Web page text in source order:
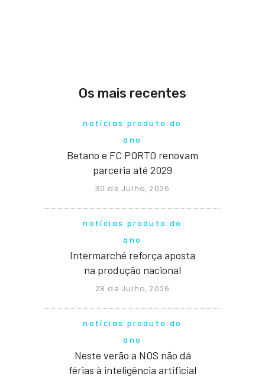
Os mais recentes
notícias produto do
ano
Betano e FC PORTO renovam
parceria até 2029
30 de Julho, 2026
notícias produto do
ano
Intermarché reforça aposta
na produção nacional
28 de Julho, 2026
notícias produto do
ano
Neste verão a NOS não dá
férias à inteligência artificial